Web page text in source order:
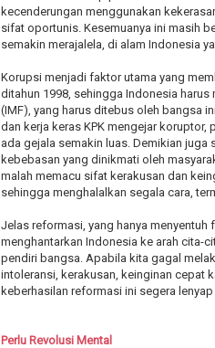
kecenderungan menggunakan
sifat oportunis. Kesemuanya ini masih
semakin merajalela, di alam Indonesia
Korupsi menjadi faktor utama yang
ditahun 1998, sehingga Indonesia
(IMF), yang harus ditebus oleh bangsa
dan kerja keras KPK mengejar
ada gejala semakin luas. Demikian
kebebasan yang dinikmati oleh
malah memacu sifat kerakusan dan
sehingga menghalalkan segala cara,
Jelas reformasi, yang hanya
menghantarkan Indonesia ke arah cita-
pendiri bangsa. Apabila kita gagal
intoleransi, kerakusan, keinginan cepat
keberhasilan reformasi ini segera
Perlu Revolusi Mental